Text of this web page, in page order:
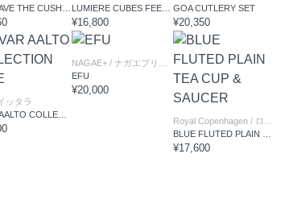
¥16,800
GOA CUTLERY SET
¥20,350
イクインテリア
ッタラ
NAGAE+ / ナガエプリュス
EFU
¥20,000
Royal Copenhagen / ロイヤル コペンハーゲン
¥17,600